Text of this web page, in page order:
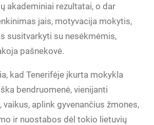
akademiniai rezultatai, o dar
jais, motyvacija mokytis,
susitvarkyti su nesėkmėmis,
pašnekovė.
kad Tenerifėje įkurta mokykla
bendruomenė, vienijanti
aplink gyvenančius žmones,
ir nuostabos dėl tokio lietuvių